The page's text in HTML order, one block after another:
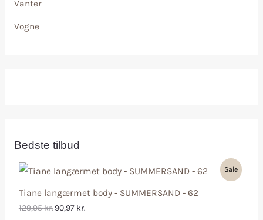
Vanter
Vogne
Bedste tilbud
Tiane langærmet body - SUMMERSAND - 62
Sale
129,95kr. 90,97 kr.